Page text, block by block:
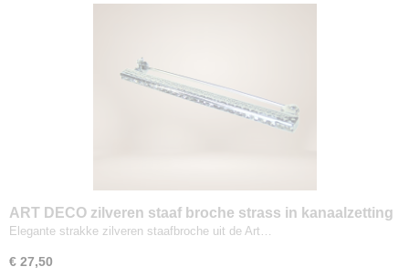
ART DECO zilveren staaf broche strass in kanaalzetting
Elegante strakke zilveren staafbroche uit de Art…
€ 27,50